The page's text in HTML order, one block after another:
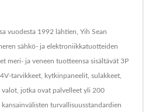
vuodesta 1992 lähtien, Yih Sean
sähkö- ja elektroniikkatuotteiden
meri- ja veneen tuotteensa sisältävät 3P
tarvikkeet, kytkinpaneelit, sulakkeet,
jotka ovat palvelleet yli 200
turvallisuusstandardien